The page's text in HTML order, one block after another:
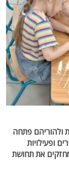
ולהוריהם פתחה
ופעילויות
את תחושת